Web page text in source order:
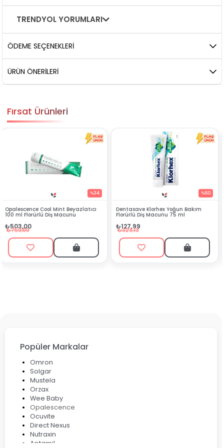
TRENDYOL YORUMLARI
ÖDEME SEÇENEKLERI
ÜRÜN ÖNERILERI
Fırsat Ürünleri
Dentasave Klorhex Yoğun Bakım
Florürlü Diş Macunu 75 ml
₺127,99
₺323,13
Black Berry Bitkisel Sprey 25 ml
₺90,99
₺199,90
Popüler Markalar
Omron
Solgar
Mustela
Orzax
Wee Baby
Opalescence
Ocuvite
Direct Nexus
Nutraxin
Aptamil